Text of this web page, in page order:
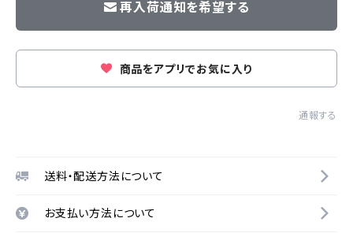
再入荷通知を希望する
商品をアプリでお気に入り
通報する
送料・配送方法について
お支払い方法について